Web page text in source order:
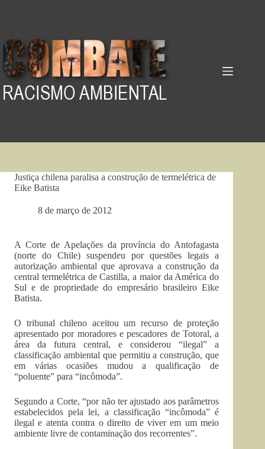
Justiça chilena paralisa a construção de termelétrica de
Eike Batista
8 de março de 2012
A Corte de Apelações da província do Antofagasta
(norte do Chile) suspendeu por questões legais a
autorização ambiental que aprovava a construção da
central termelétrica de Castilla, a maior da América do
Sul e de propriedade do empresário brasileiro Eike
Batista.
O tribunal chileno aceitou um recurso de proteção
apresentado por moradores e pescadores de Totoral, a
área da futura central, e considerou “ilegal” a
classificação ambiental que permitiu a construção, que
em várias ocasiões mudou a qualificação de
“poluente” para “incômoda”.
Segundo a Corte, “por não ter ajustado aos parâmetros
estabelecidos pela lei, a classificação “incômoda” é
ilegal e atenta contra o direito de viver em um meio
ambiente livre de contaminação dos recorrentes”.